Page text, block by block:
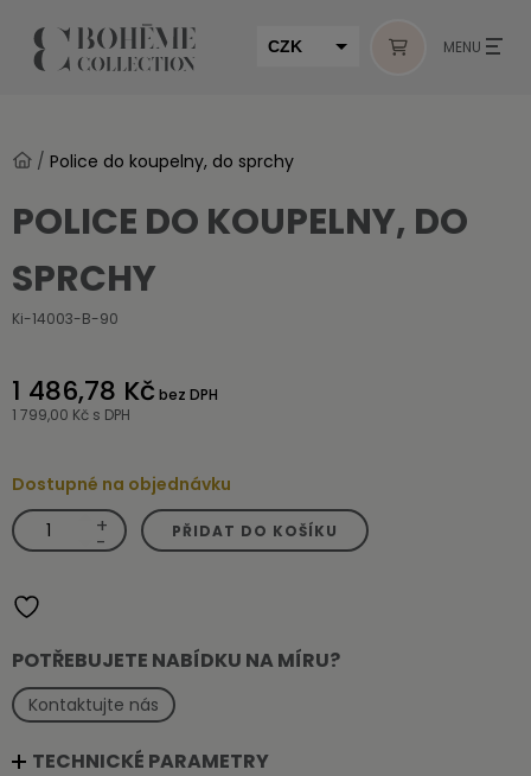
CZK
MUR
MENU
/ Police do koupelny, do sprchy
POLICE DO KOUPELNY, DO
SPRCHY
Ki-14003-B-90
1 486,78 Kč bez DPH
1 799,00 Kč s DPH
Dostupné na objednávku
Police
do
koupelny,
množství
+
- PŘIDAT DO KOŠÍKU
POTŘEBUJETE NABÍDKU NA MÍRU?
Kontaktujte nás
TECHNICKÉ PARAMETRY